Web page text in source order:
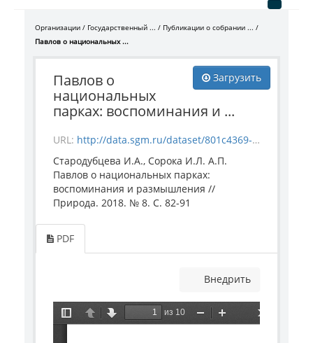
Организации Государственный ...
Публикации о собрании ...
Павлов о национальных ...
Загрузить
Павлов о
национальных
парках: воспоминания и ...
URL: http://data.sgm.ru/dataset/801c4369-cf3c-48ba-a176-212fe3694494/resource/e7699f25-eeab-4d64-aec1-3e34698691e1/download/starodubtceva_soroka_priroda_2018_8.pdf
Стародубцева И.А., Сорока И.Л. А.П.
Павлов о национальных парках:
воспоминания и размышления //
Природа. 2018. № 8. С. 82-91
PDF
Внедрить